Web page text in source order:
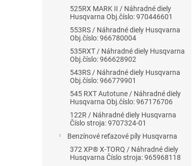
525RX MARK II / Náhradné diely
Husqvarna Obj.číslo: 970446601
553RS / Náhradné diely Husqvarna
Obj.číslo: 966780004
535RXT / Náhradné diely Husqvarna
Obj.číslo: 966628902
543RS / Náhradné diely Husqvarna
Obj.číslo: 966779901
545 RXT Autotune / Náhradné diely
Husqvarna Obj.číslo: 967176706
122R / Náhradné diely Husqvarna
Číslo stroja: 9707324-01
Benzínové reťazové píly Husqvarna
372 XP® X-TORQ / Náhradné diely
Husqvarna Číslo stroja: 965968118